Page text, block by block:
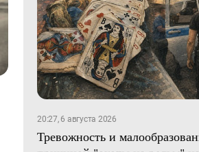
20:27, 6 августа 2026
Тревожность и